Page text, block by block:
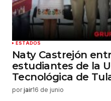
ESTADOS
Naty Castrejón
estudiantes de la
Tecnológica de
por jair16 de junio